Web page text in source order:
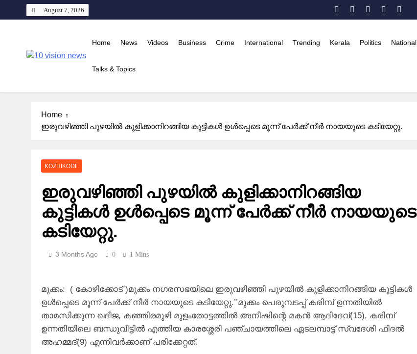
August 7, 2026
10 vision news
Stay Ahead with 10 Vision News
Home News Videos Business Crime International Trending Kerala Politics National
Talks & Topics
Home
ഇരുവഴിഞ്ഞി പുഴയില്‍ കുളിക്കാനിറങ്ങിയ കുട്ടികള്‍ ഉള്‍പ്പെടെ മൂന്ന് പേര്‍ക്ക് നീര്‍ നായയുടെ കടിയേറ്റു.
KOZHIKODE
ഇരുവഴിഞ്ഞി പുഴയില്‍ കുളിക്കാനിറങ്ങിയ
കുട്ടികള്‍ ഉള്‍പ്പെടെ മൂന്ന് പേര്‍ക്ക് നീര്‍ നായയുടെ
കടിയേറ്റു.
3 Months Ago 0 1 Mins
മുക്കം: ( കോഴിക്കോട് )മുക്കം നഗരസഭയിലെ ഇരുവഴിഞ്ഞി പുഴയില്‍ കുളിക്കാനിറങ്ങിയ കുട്ടികള്‍
ഉള്‍പ്പെടെ മൂന്ന് പേര്‍ക്ക് നീര്‍ നായയുടെ കടിയേറ്റു.’’മുക്കം പെരുമ്പടപ്പ് കരിമ്പ് ഉന്നതിയില്‍
താമസിക്കുന്ന ഖദീജ, കഞ്ഞിരമുഴി മുളംതോട്ടത്തില്‍ അനീഷിന്റെ മകന്‍ ആദിദേവ്(15), കരിമ്പ്
ഉന്നതിയിലെ ബന്ധുവീട്ടില്‍ എത്തിയ കാരശ്ശേരി പഞ്ചായത്തിലെ ഏടലമ്പാട്ട് സ്വദേശി ഫിദല്‍
അഹമ്മദ്(9) എന്നിവര്‍ക്കാണ് പരിക്കേറ്റത്.